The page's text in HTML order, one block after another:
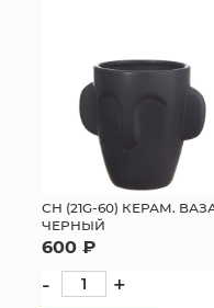
СН (21G-60) КЕРАМ.
ЧЕРНЫЙ
600 ₽
- +